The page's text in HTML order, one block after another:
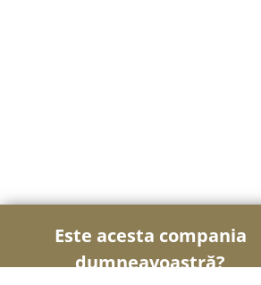
Este acesta compania
dumneavoastră?